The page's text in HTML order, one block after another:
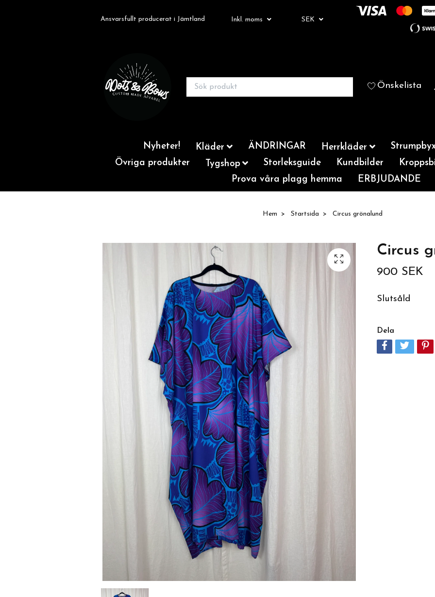
Ansvarsfullt producerat i Jämtland Inkl. moms SEK
Önskelista
Nyheter! Kläder ÄNDRINGAR Herrkläder
Övriga produkter
Tygshop Storleksguide Kundbilder
Prova våra plagg hemma
ERBJUDANDE
Hem Startsida Circus grönalund
Circus
900 SEK
Slutsåld
Dela